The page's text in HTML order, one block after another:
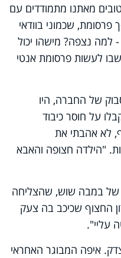
מאתנו מתמודדים עם
שכמוני בוודאי
למה נצפה? מישהו יכול
לעשות פרסומת אנטי
של החברה, היו
על חוסר כיבוד
לא אהבתי את
"הילדה חצופה והאבא
במבה שוש, שהצליחה
החצוף שכיכב בה צעק
עליי".
איפה המבוגר האחראי